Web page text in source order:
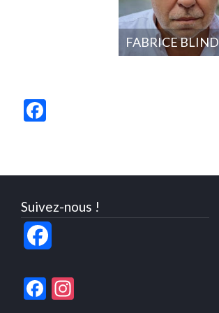
FABRICE BLIND
Suivez-nous !
Facebook